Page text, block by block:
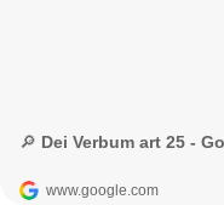
🔎 Dei Verbum art 25 -
www.google.com